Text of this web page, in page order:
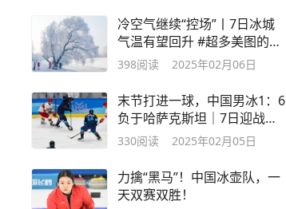
冷空气继续“控场”丨7日冰城
气温有望回升 #超多美图的天
气预报
398阅读 2025年02月06日
末节打进一球，中国男冰1：6
负于哈萨克斯坦｜7日迎战泰
国队
330阅读 2025年02月05日
力擒“黑马”！中国冰壶队，一
天双赛双胜！